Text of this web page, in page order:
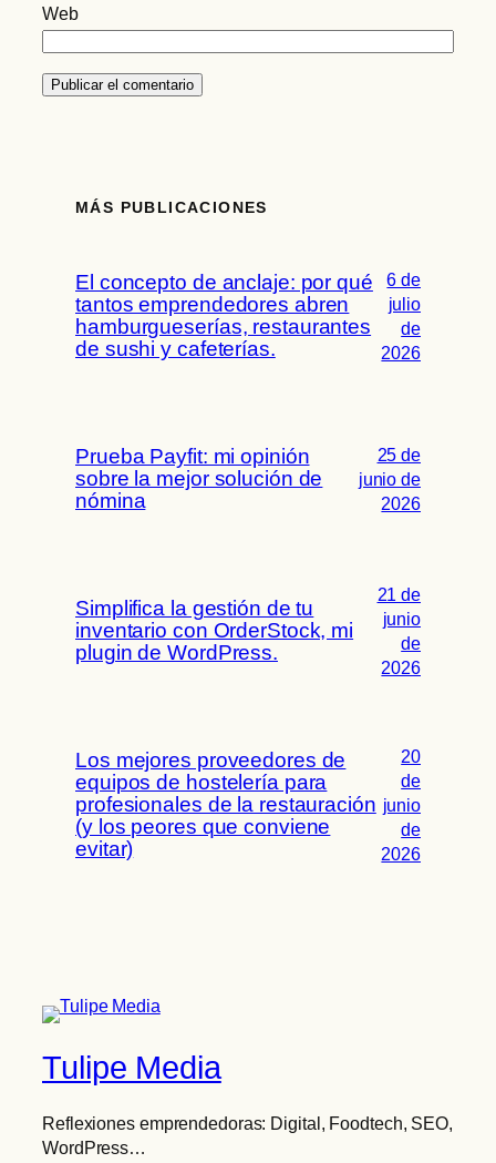
Web
MÁS PUBLICACIONES
El concepto de anclaje: por qué
tantos emprendedores abren
hamburgueserías, restaurantes
de sushi y cafeterías.
6 de
julio
de
2026
Prueba Payfit: mi opinión
sobre la mejor solución de
nómina
25 de
junio de
2026
Simplifica la gestión de tu
inventario con OrderStock, mi
plugin de WordPress.
21 de
junio
de
2026
Los mejores proveedores de
equipos de hostelería para
profesionales de la restauración
(y los peores que conviene
evitar)
20
de
junio
de
2026
Tulipe Media
Reflexiones emprendedoras: Digital, Foodtech, SEO,
WordPress…